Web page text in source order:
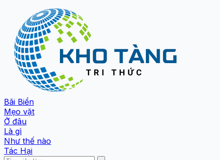
Bãi Biển
Mẹo vặt
Ở đâu
Là gì
Như thế nào
Tác Hại